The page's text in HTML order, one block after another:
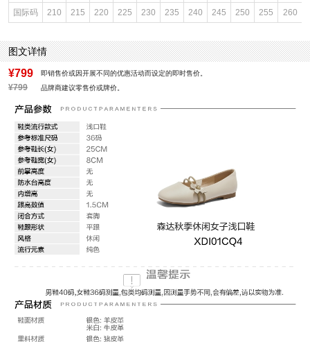
制鞋工艺：胶贴皮鞋
跟高数值：1.5CM
里料材质：猪皮革
防水台高度：无
风格：休闲
国际码 210 215 220 225 230 235 240 245 250 255 260
图文详情
¥799 即销售价或因开展不同的优惠活动而设定的即时售价。
¥799 品牌商建议零售价或牌价。